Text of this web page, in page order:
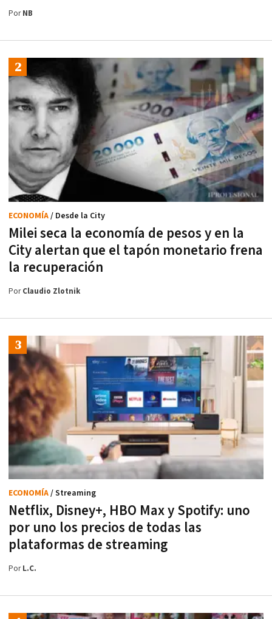
PorNB
Milei seca la economía de pesos y en la
City alertan que el tapón monetario frena
la recuperación
ECONOMÍA/ Desde la City
PorClaudio Zlotnik
Netflix, Disney+, HBO Max y Spotify: uno
por uno los precios de todas las
plataformas de streaming
ECONOMÍA/ Streaming
PorL.C.